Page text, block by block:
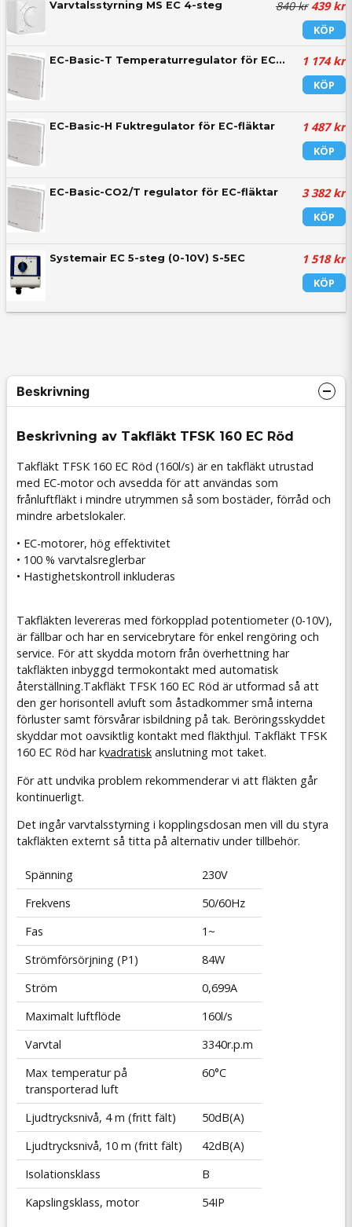
Varvtalsstyrning MS EC 4-steg 840 kr439 kr
KÖP
EC-Basic-T Temperaturregulator för EC-fläktar 1 174 kr
KÖP
EC-Basic-H Fuktregulator för EC-fläktar 1 487 kr
KÖP
EC-Basic-CO2/T regulator för EC-fläktar 3 382 kr
KÖP
Systemair EC 5-steg (0-10V) S-5EC 1 518 kr
KÖP
Beskrivning
Beskrivning av Takfläkt TFSK 160 EC Röd
Takfläkt TFSK 160 EC Röd (160l/s) är en takfläkt utrustad
med EC-motor och avsedda för att användas som
frånluftfläkt i mindre utrymmen så som bostäder, förråd och
mindre arbetslokaler.
• EC-motorer, hög effektivitet
• 100 % varvtalsreglerbar
• Hastighetskontroll inkluderas
Takfläkten levereras med förkopplad potentiometer (0-10V),
är fällbar och har en servicebrytare för enkel rengöring och
service. För att skydda motorn från överhettning har
takfläkten inbyggd termokontakt med automatisk
återställning.Takfläkt TFSK 160 EC Röd är utformad så att
den ger horisontell avluft som åstadkommer små interna
förluster samt försvårar isbildning på tak. Beröringsskyddet
skyddar mot oavsiktlig kontakt med fläkthjul. Takfläkt TFSK
160 EC Röd har kvadratisk anslutning mot taket.
För att undvika problem rekommenderar vi att fläkten går
kontinuerligt.
Det ingår varvtalsstyrning i kopplingsdosan men vill du styra
takfläkten externt så titta på alternativ under tillbehör.
Spänning
230V
Frekvens
50/60Hz
Fas
1~
Strömförsörjning (P1)
84W
Ström
0,699A
Maximalt luftflöde
160l/s
Varvtal
3340r.p.m
Max temperatur på
transporterad luft
60°C
Ljudtrycksnivå, 4 m (fritt fält)
50dB(A)
Ljudtrycksnivå, 10 m (fritt fält)
42dB(A)
Isolationsklass
B
Kapslingsklass, motor
54IP